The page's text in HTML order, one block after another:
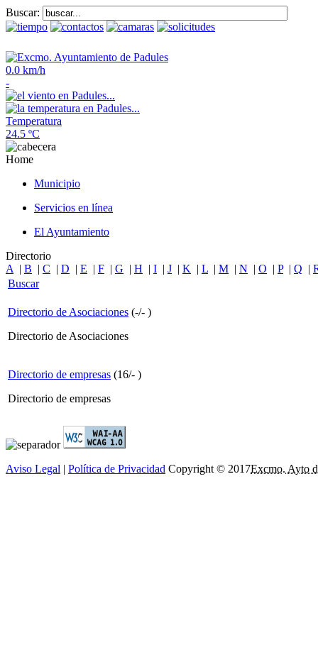
Buscar:
0.0 km/h
-
Temperatura
24.5 ºC
Home
Municipio
Servicios en línea
El Ayuntamiento
Directorio
A | B | C | D | E | F | G | H | I | J | K | L | M | N | O | P| Q |
Buscar
Directorio de Asociaciones (-/- )
Directorio de Asociaciones
Directorio de empresas (16/- )
Directorio de empresas
Aviso Legal | Política de Privacidad Copyright © 2017Excmo. Ayto